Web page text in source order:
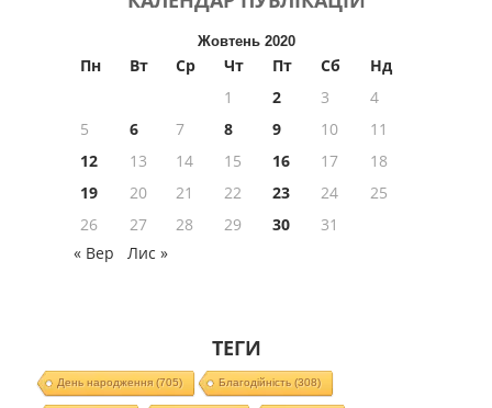
Жовтень 2020
Пн Вт Ср Чт Пт Сб
Нд
1
2 3
4
5
6 7 8 9 10
11
12
13 14 15 16 17
18
19
20 21 22 23 24
25
26
27 28 29 30
31
« Вер
Лис »
ТЕГИ
День народження(705) Благодійність (308)